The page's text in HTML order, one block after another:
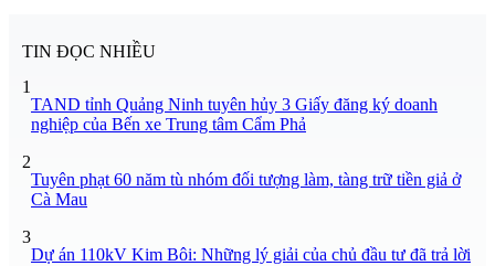
TIN ĐỌC NHIỀU
1
TAND tỉnh Quảng Ninh tuyên hủy 3 Giấy đăng ký doanh
nghiệp của Bến xe Trung tâm Cẩm Phả
2
Tuyên phạt 60 năm tù nhóm đối tượng làm, tàng trữ tiền giả ở
Cà Mau
3
Dự án 110kV Kim Bôi: Những lý giải của chủ đầu tư đã trả lời